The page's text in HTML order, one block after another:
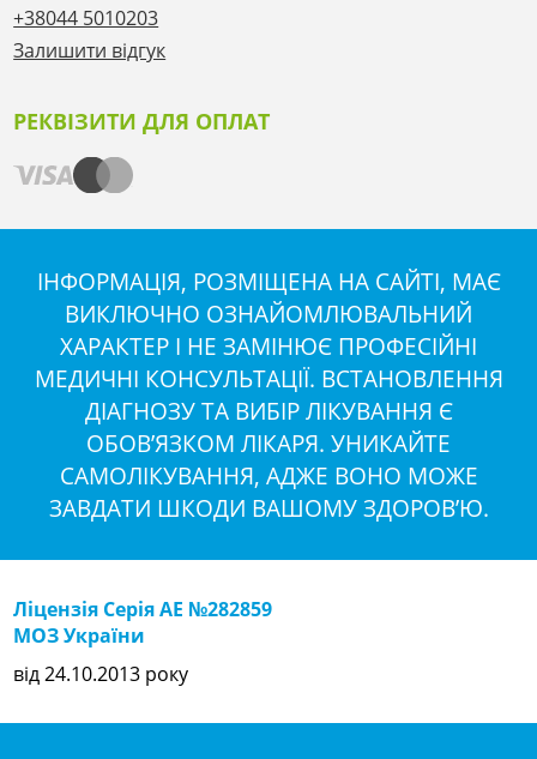
+38044 5010203
Залишити відгук
РЕКВІЗИТИ ДЛЯ ОПЛАТ
ІНФОРМАЦІЯ, РОЗМІЩЕНА НА САЙТІ, МАЄ
ВИКЛЮЧНО ОЗНАЙОМЛЮВАЛЬНИЙ
ХАРАКТЕР І НЕ ЗАМІНЮЄ ПРОФЕСІЙНІ
МЕДИЧНІ КОНСУЛЬТАЦІЇ. ВСТАНОВЛЕННЯ
ДІАГНОЗУ ТА ВИБІР ЛІКУВАННЯ Є
ОБОВ’ЯЗКОМ ЛІКАРЯ. УНИКАЙТЕ
САМОЛІКУВАННЯ, АДЖЕ ВОНО МОЖЕ
ЗАВДАТИ ШКОДИ ВАШОМУ ЗДОРОВ’Ю.
Ліцензія Серія АЕ №282859
МОЗ України
від 24.10.2013 року